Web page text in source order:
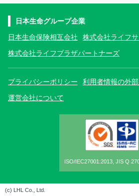
日本生命グループ企業
日本生命保険相互会社
株式会社ライフ
株式会社ライフプラザパートナーズ
プライバシーポリシー
利用者情報の外
運営会社について
ISO/IEC27001:2013, JIS Q
(c) LHL Co., Ltd.